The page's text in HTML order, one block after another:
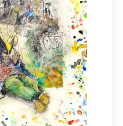
de peinture à
l'automne 2024, j'ai
un enjeu social majeur
exemplaires chacune
haute définition sur
315 gr
20″x 16″ // 50.8 cm x